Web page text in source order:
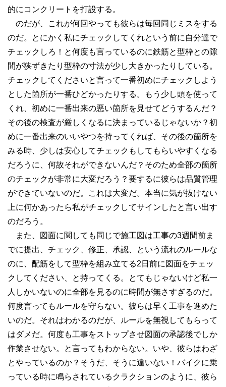
的にコンクリートを打設する。
のだが、これが何回やっても彼らは毎回同じミスをする
のだ。とにかく私にチェックしてくれという前に自分達で
チェックしろ！と何度も言っているのに鉄筋と型枠との隙
間が狭ずきたり型枠の寸法が少し大きかったりしている。
チェックしてくださいと言って一番初めにチェックしよう
とした箇所が一番ひどかったりする。もう少し頭を使って
くれ、初めに一番出来の悪い箇所を見せてどうするんだ？
その後の検査が厳しくなるに決まっているじゃないか？初
めに一番出来のいいやつを持ってくれば、その後の箇所を
みる時、少しは安心してチェックもしてもらいやすくなる
だろうに、何故それができないんだ？そのため全部の箇所
のチェックが非常に大変だろう？要するに彼らは品質管理
ができていないのだ。これは大変だ。本当に気が抜けない
上に何かあったら私がチェックしてサインしたと言い出す
のだろう。
また、図面に関しても同じで施工図は工事の3週間前ま
でに提出、チェック、修正、承認、という流れのルールな
のに、配筋をして型枠を組み立てる2日前に図面をチェッ
クしてください、と持ってくる。とてもじゃないけど私一
人しかいないのに全部を見るのに時間が無さすぎるのだ。
何度言ってもルールを守らない。彼らは早く工事を進めた
いのだ。それはわかるのだが、ルールを無視してもらって
はダメだ。何度も工事をストップさせ図面の承認後でしか
作業させない。と言ってもわからない。いや、彼らはわざ
とやっているのか？そうだ、そうに違いない！バイクに乗
っている時に鳴らされているクラクションのように、彼ら